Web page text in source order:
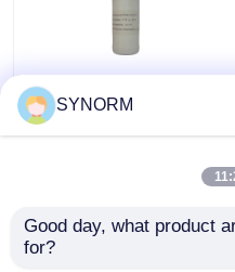
C10H12O2 moleculair
Formule Kleurloos
Soortelijk gewicht 1,08
SYNORM
Good day, what product
for?